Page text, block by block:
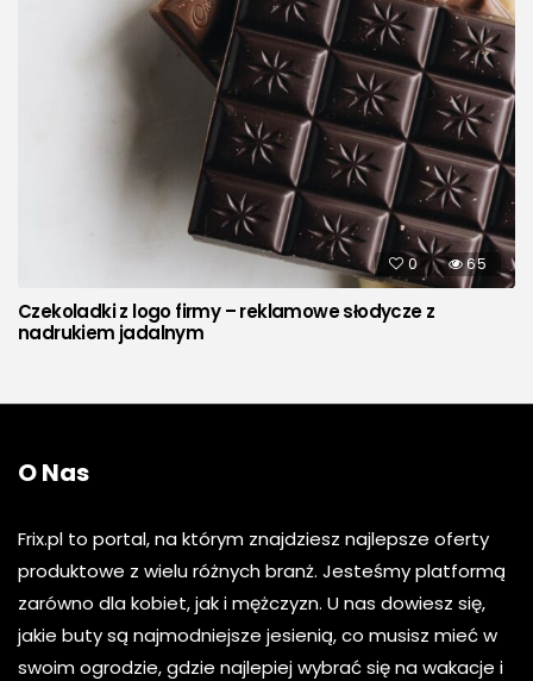
0 65
Czekoladki z logo firmy – reklamowe słodycze z
nadrukiem jadalnym
O Nas
Frix.pl to portal, na którym znajdziesz najlepsze oferty
produktowe z wielu różnych branż. Jesteśmy platformą
zarówno dla kobiet, jak i mężczyzn. U nas dowiesz się,
jakie buty są najmodniejsze jesienią, co musisz mieć w
swoim ogrodzie, gdzie najlepiej wybrać się na wakacje i